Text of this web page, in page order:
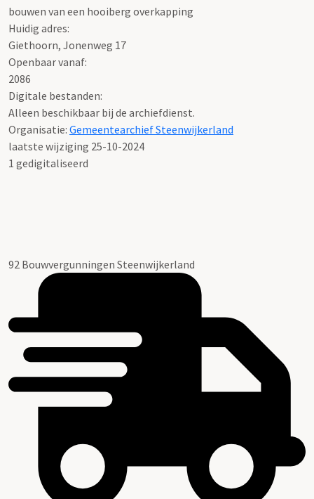
bouwen van een hooiberg overkapping
Huidig adres:
Giethoorn, Jonenweg 17
Openbaar vanaf:
2086
Digitale bestanden:
Alleen beschikbaar bij de archiefdienst.
Organisatie: Gemeentearchief Steenwijkerland
laatste wijziging 25-10-2024
1 gedigitaliseerd
92 Bouwvergunningen Steenwijkerland